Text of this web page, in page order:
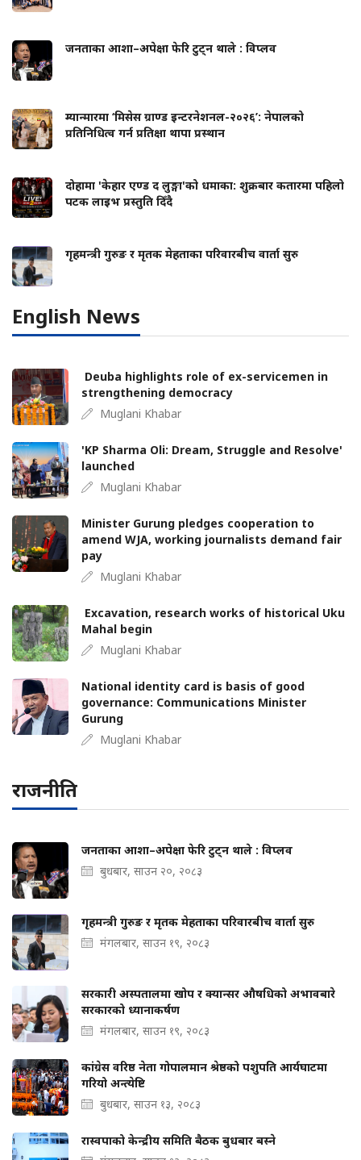
जनताका आशा–अपेक्षा फेरि टुट्न थाले : विप्लव
म्यान्मारमा ‘मिसेस ग्राण्ड इन्टरनेशनल-२०२६’: नेपालको
प्रतिनिधित्व गर्न प्रतिक्षा थापा प्रस्थान
दोहामा 'केहार एण्ड द लुङ्गा'को धमाका: शुक्रबार कतारमा पहिलो
पटक लाइभ प्रस्तुति दिँदै
गृहमन्त्री गुरुङ र मृतक मेहताका परिवारबीच वार्ता सुरु
English News
Deuba highlights role of ex-servicemen in
strengthening democracy
Muglani Khabar
'KP Sharma Oli: Dream, Struggle and Resolve'
launched
Muglani Khabar
Minister Gurung pledges cooperation to
amend WJA, working journalists demand fair
pay
Muglani Khabar
Excavation, research works of historical Uku
Mahal begin
Muglani Khabar
National identity card is basis of good
governance: Communications Minister
Gurung
Muglani Khabar
राजनीति
जनताका आशा–अपेक्षा फेरि टुट्न थाले : विप्लव
बुधबार, साउन २०, २०८३
गृहमन्त्री गुरुङ र मृतक मेहताका परिवारबीच वार्ता सुरु
मंगलबार, साउन १९, २०८३
सरकारी अस्पतालमा खोप र क्यान्सर औषधिको अभावबारे
सरकारको ध्यानाकर्षण
मंगलबार, साउन १९, २०८३
कांग्रेस वरिष्ठ नेता गोपालमान श्रेष्ठको पशुपति आर्यघाटमा
गरियो अन्त्येष्टि
बुधबार, साउन १३, २०८३
रास्वपाको केन्द्रीय समिति बैठक बुधबार बस्ने